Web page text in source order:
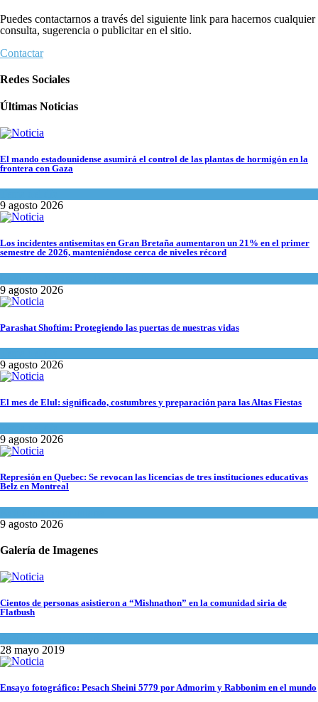
Puedes contactarnos a través del siguiente link para hacernos cualquier
consulta, sugerencia o publicitar en el sitio.
Contactar
Redes Sociales
Últimas Noticias
El mando estadounidense asumirá el control de las plantas de hormigón en la
frontera con Gaza
9 agosto 2026
Los incidentes antisemitas en Gran Bretaña aumentaron un 21% en el primer
semestre de 2026, manteniéndose cerca de niveles récord
9 agosto 2026
Parashat Shoftim: Protegiendo las puertas de nuestras vidas
9 agosto 2026
El mes de Elul: significado, costumbres y preparación para las Altas Fiestas
9 agosto 2026
Represión en Quebec: Se revocan las licencias de tres instituciones educativas
Belz en Montreal
9 agosto 2026
Galería de Imagenes
Cientos de personas asistieron a “Mishnathon” en la comunidad siria de
Flatbush
28 mayo 2019
Ensayo fotográfico: Pesach Sheini 5779 por Admorim y Rabbonim en el mundo